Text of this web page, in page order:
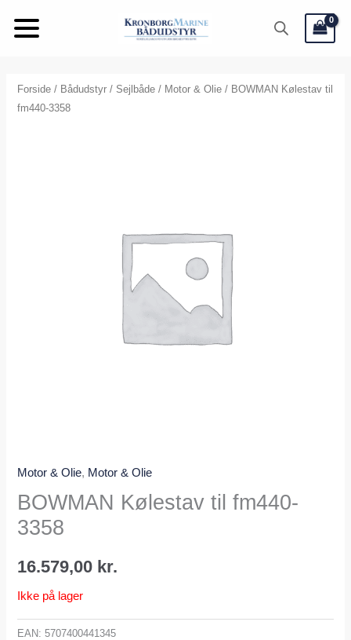
Forside / Bådudstyr / Sejlbåde / Motor & Olie / BOWMAN Kølestav til
fm440-3358
Motor & Olie, Motor & Olie
BOWMAN Kølestav til fm440-
3358
16.579,00 kr.
Ikke på lager
EAN:5707400441345